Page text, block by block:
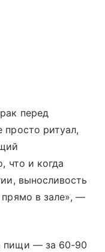
перед
ритуал,
что и когда
выносливость
прямо в зале», —
пищи — за 60-90